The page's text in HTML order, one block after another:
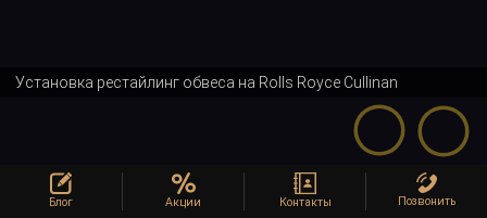
Установка рестайлинг обвеса на Rolls Royce Cullinan
Блог Акции Контакты Позвонить